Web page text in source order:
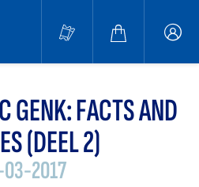
GENK: FACTS AND
(DEEL 2)
2017